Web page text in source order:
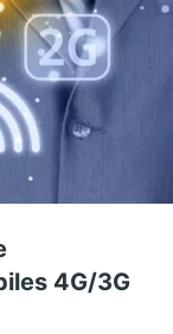
4G/3G